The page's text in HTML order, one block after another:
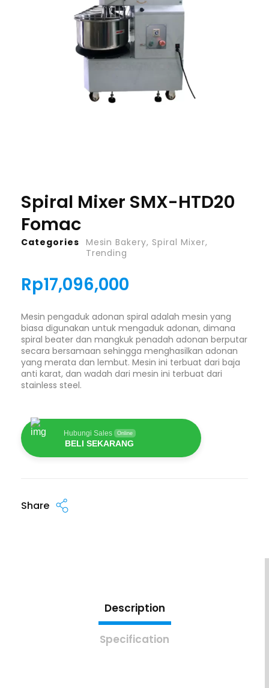
Spiral Mixer SMX-HTD20
Fomac
Rp17,096,000
Mesin pengaduk adonan spiral adalah mesin yang
biasa digunakan untuk mengaduk adonan, dimana
spiral beater dan mangkuk penadah adonan berputar
secara bersamaan sehingga menghasilkan adonan
yang merata dan lembut. Mesin ini terbuat dari baja
anti karat, dan wadah dari mesin ini terbuat dari
stainless steel.
Hubungi Sales Online
BELI SEKARANG
Share
Categories Mesin Bakery, Spiral Mixer,
Trending
Description
Specification